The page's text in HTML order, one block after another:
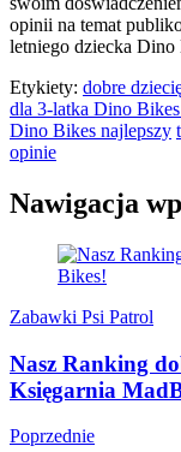
opinii na temat
letniego dziecka Dino
Etykiety: dobre
dla 3-latka Dino
Dino Bikes najlepszy
opinie
Nawigacja
Zabawki Psi Patrol
Nasz Ranking
Księgarnia
Poprzednie